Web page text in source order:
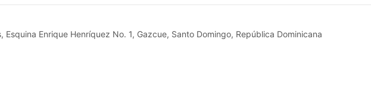
Esquina Enrique Henríquez No. 1, Gazcue, Santo Domingo, República Dominicana